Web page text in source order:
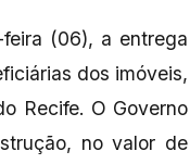
(06), a entrega
dos imóveis,
Recife. O Governo
no valor de